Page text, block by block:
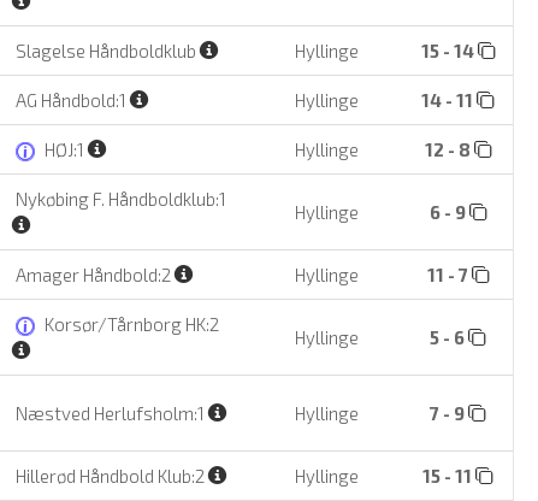
Slagelse Håndboldklub Hyllinge 15 - 14
AG Håndbold:1 Hyllinge 14 - 11
HØJ:1 Hyllinge 12 - 8
Nykøbing F. Håndboldklub:1
Hyllinge 6 - 9
Amager Håndbold:2 Hyllinge 11 - 7
Korsør/Tårnborg HK:2
Hyllinge 5 - 6
Næstved Herlufsholm:1 Hyllinge 7 - 9
Hillerød Håndbold Klub:2 Hyllinge 15 - 11